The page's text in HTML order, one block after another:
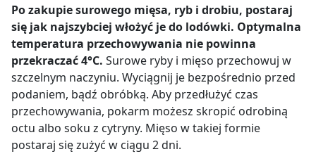
Po zakupie surowego mięsa, ryb i drobiu, postaraj
się jak najszybciej włożyć je do lodówki. Optymalna
temperatura przechowywania nie powinna
przekraczać 4°C. Surowe ryby i mięso przechowuj w
szczelnym naczyniu. Wyciągnij je bezpośrednio przed
podaniem, bądź obróbką. Aby przedłużyć czas
przechowywania, pokarm możesz skropić odrobiną
octu albo soku z cytryny. Mięso w takiej formie
postaraj się zużyć w ciągu 2 dni.